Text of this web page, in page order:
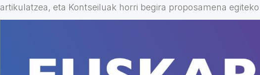
artikulatzea, eta Kontseiluak horri begira proposamena